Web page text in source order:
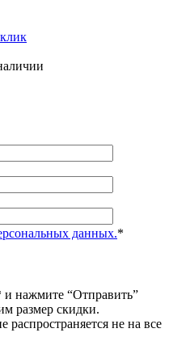
данных.*
и нажмите “Отправить”
размер скидки.
не на все